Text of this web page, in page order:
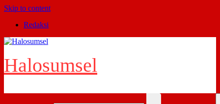
Skip to content
Redaksi
Halosumsel